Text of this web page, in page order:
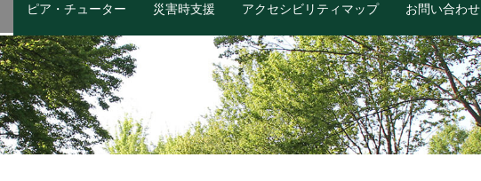
ピア・チューター 災害時支援 アクセシビリティマップ お問い合わせ